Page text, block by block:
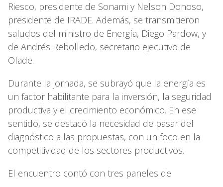
Riesco, presidente de Sonami y Nelson Donoso,
presidente de IRADE. Además, se transmitieron
saludos del ministro de Energía, Diego Pardow, y
de Andrés Rebolledo, secretario ejecutivo de
Olade.
Durante la jornada, se subrayó que la energía es
un factor habilitante para la inversión, la seguridad
productiva y el crecimiento económico. En ese
sentido, se destacó la necesidad de pasar del
diagnóstico a las propuestas, con un foco en la
competitividad de los sectores productivos.
El encuentro contó con tres paneles de